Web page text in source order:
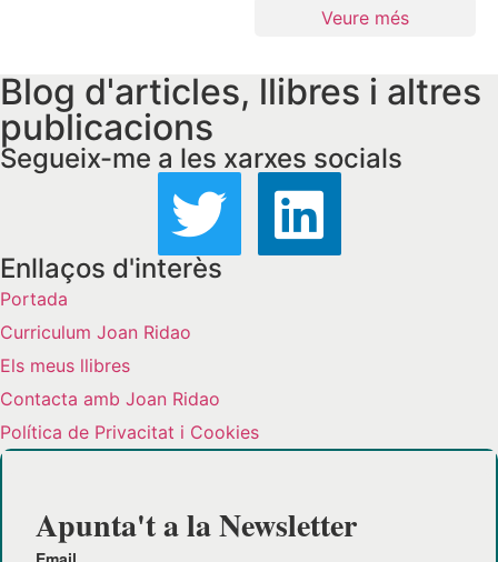
Veure més
Blog d'articles, llibres i altres
publicacions
Segueix-me a les xarxes socials
Enllaços d'interès
Portada
Curriculum Joan Ridao
Els meus llibres
Contacta amb Joan Ridao
Política de Privacitat i Cookies